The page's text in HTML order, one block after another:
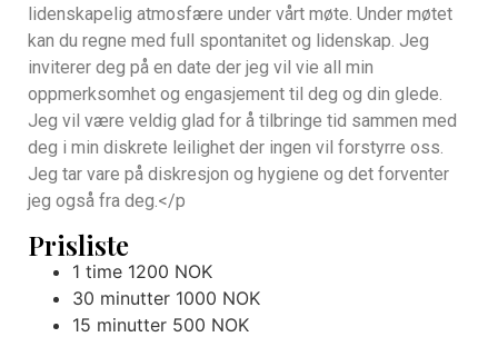
lidenskapelig atmosfære under vårt møte. Under møtet
kan du regne med full spontanitet og lidenskap. Jeg
inviterer deg på en date der jeg vil vie all min
oppmerksomhet og engasjement til deg og din glede.
Jeg vil være veldig glad for å tilbringe tid sammen med
deg i min diskrete leilighet der ingen vil forstyrre oss.
Jeg tar vare på diskresjon og hygiene og det forventer
jeg også fra deg.</p
Prisliste
1 time 1200 NOK
30 minutter 1000 NOK
15 minutter 500 NOK